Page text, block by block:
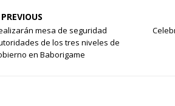
PREVIOUS
mesa de seguridad
de los tres niveles de
en Baborigame